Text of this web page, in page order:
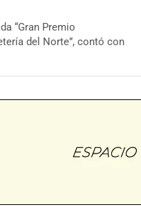
“Gran Premio
del Norte”, contó con